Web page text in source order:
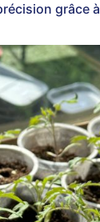
grâce